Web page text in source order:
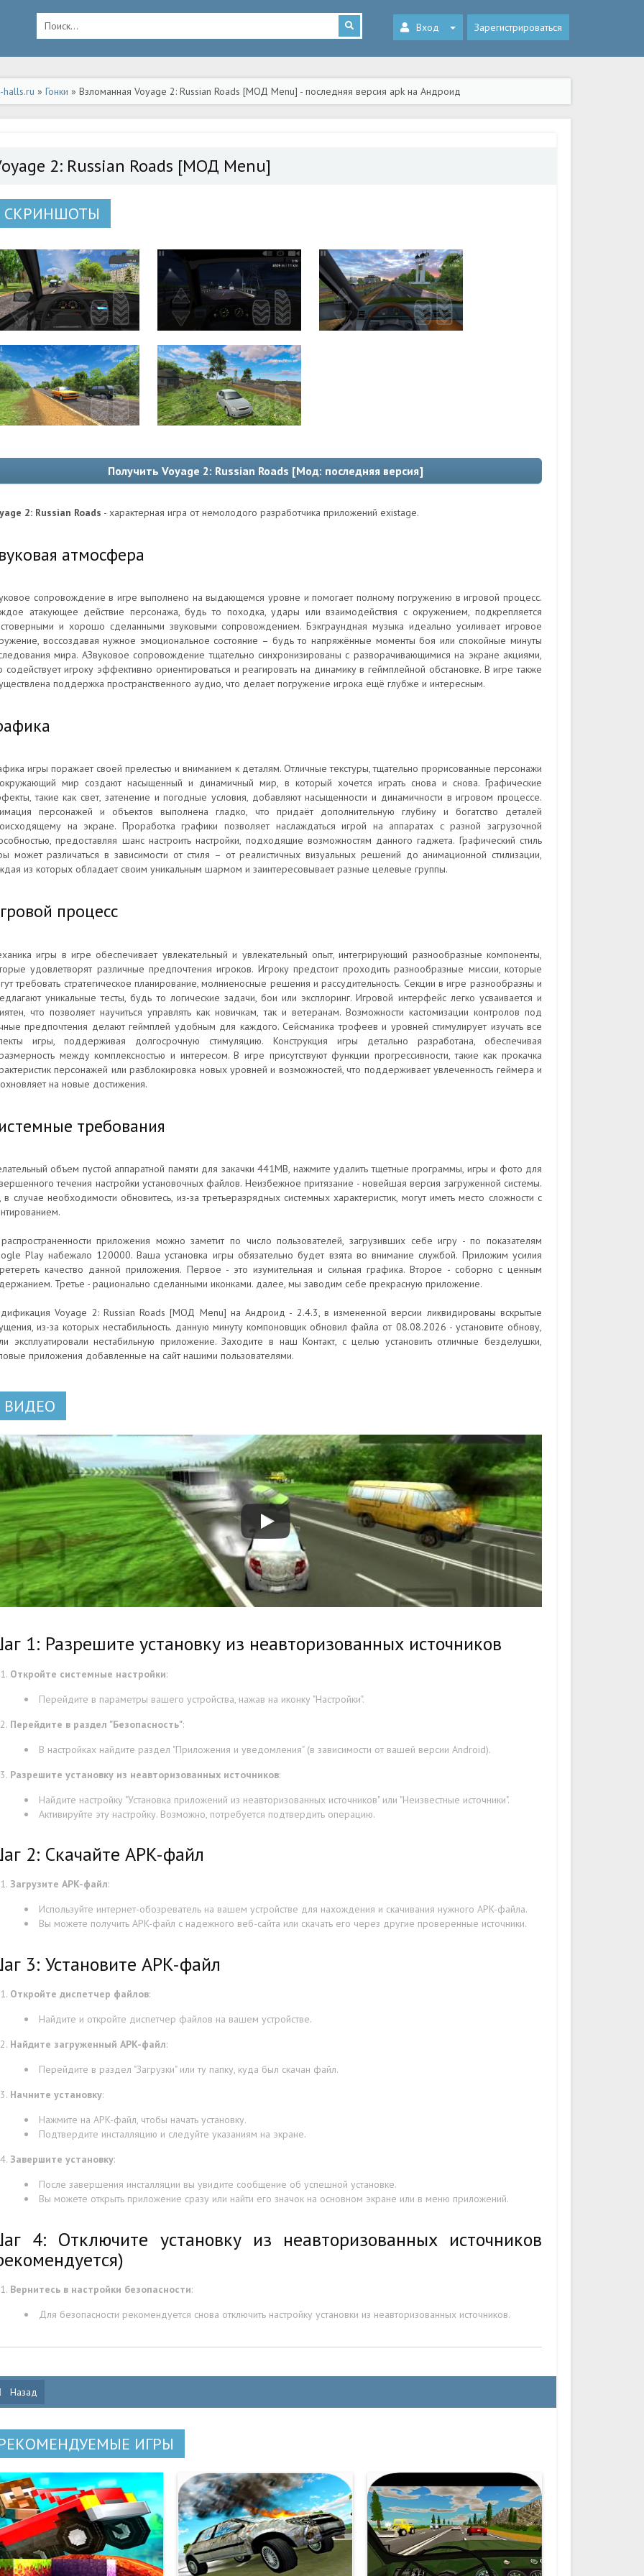
Вход Зарегистрироваться
halls.ru » Гонки » Взломанная Voyage 2: Russian Roads [МОД Menu] - последняя версия apk на Андроид
2: Russian Roads [МОД Menu]
СКРИНШОТЫ
Получить Voyage 2: Russian Roads [Мод: последняя версия]
2: Russian Roads - характерная игра от немолодого разработчика приложений existage.
атмосфера
сопровождение в игре выполнено на выдающемся уровне и помогает полному погружению в игровой процесс.
атакующее действие персонажа, будь то походка, удары или взаимодействия с окружением, подкрепляется
и хорошо сделанными звуковыми сопровождением. Бэкграундная музыка идеально усиливает игровое
воссоздавая нужное эмоциональное состояние – будь то напряжённые моменты боя или спокойные минуты
мира. АЗвуковое сопровождение тщательно синхронизированы с разворачивающимися на экране акциями,
содействует игроку эффективно ориентироваться и реагировать на динамику в геймплейной обстановке. В игре также
поддержка пространственного аудио, что делает погружение игрока ещё глубже и интересным.
игры поражает своей прелестью и вниманием к деталям. Отличные текстуры, тщательно прорисованные персонажи
мир создают насыщенный и динамичный мир, в который хочется играть снова и снова. Графические
такие как свет, затенение и погодные условия, добавляют насыщенности и динамичности в игровом процессе.
персонажей и объектов выполнена гладко, что придаёт дополнительную глубину и богатство деталей
на экране. Проработка графики позволяет наслаждаться игрой на аппаратах с разной загрузочной
предоставляя шанс настроить настройки, подходящие возможностям данного гаджета. Графический стиль
может различаться в зависимости от стиля – от реалистичных визуальных решений до анимационной стилизации,
из которых обладает своим уникальным шармом и заинтересовывает разные целевые группы.
процесс
игры в игре обеспечивает увлекательный и увлекательный опыт, интегрирующий разнообразные компоненты,
удовлетворят различные предпочтения игроков. Игроку предстоит проходить разнообразные миссии, которые
требовать стратегическое планирование, молниеносные решения и рассудительность. Секции в игре разнообразны и
уникальные тесты, будь то логические задачи, бои или эксплоринг. Игровой интерфейс легко усваивается и
что позволяет научиться управлять как новичкам, так и ветеранам. Возможности кастомизации контролов под
предпочтения делают геймплей удобным для каждого. Сейсманика трофеев и уровней стимулирует изучать все
игры, поддерживая долгосрочную стимуляцию. Конструкция игры детально разработана, обеспечивая
между комплексностью и интересом. В игре присутствуют функции прогрессивности, такие как прокачка
персонажей или разблокировка новых уровней и возможностей, что поддерживает увлеченность геймера и
на новые достижения.
требования
объем пустой аппаратной памяти для закачки 441MB, нажмите удалить тщетные программы, игры и фото для
течения настройки установочных файлов. Неизбежное притязание - новейшая версия загруженной системы.
в случае необходимости обновитесь, из-за третьеразрядных системных характеристик, могут иметь место сложности с
приложения можно заметит по число пользователей, загрузивших себе игру - по показателям
Play набежало 120000. Ваша установка игры обязательно будет взята во внимание службой. Приложим усилия
качество данной приложения. Первое - это изумительная и сильная графика. Второе - соборно с ценным
Третье - рационально сделанными иконками. далее, мы заводим себе прекрасную приложение.
Voyage 2: Russian Roads [МОД Menu] на Андроид - 2.4.3, в измененной версии ликвидированы вскрытые
из-за которых нестабильность. данную минуту компоновщик обновил файла от 08.08.2026 - установите обнову,
эксплуатировали нестабильную приложение. Заходите в наш Контакт, с целью установить отличные безделушки,
приложения добавленные на сайт нашими пользователями.
ВИДЕО
1: Разрешите установку из неавторизованных источников
Откройте системные настройки:
Перейдите в параметры вашего устройства, нажав на иконку "Настройки".
Перейдите в раздел "Безопасность":
В настройках найдите раздел "Приложения и уведомления" (в зависимости от вашей версии Android).
Разрешите установку из неавторизованных источников:
Найдите настройку "Установка приложений из неавторизованных источников" или "Неизвестные источники".
Активируйте эту настройку. Возможно, потребуется подтвердить операцию.
2: Скачайте APK-файл
Загрузите APK-файл:
Используйте интернет-обозреватель на вашем устройстве для нахождения и скачивания нужного APK-файла.
Вы можете получить APK-файл с надежного веб-сайта или скачать его через другие проверенные источники.
3: Установите APK-файл
Откройте диспетчер файлов:
Найдите и откройте диспетчер файлов на вашем устройстве.
Найдите загруженный APK-файл:
Перейдите в раздел "Загрузки" или ту папку, куда был скачан файл.
Начните установку:
Нажмите на APK-файл, чтобы начать установку.
Подтвердите инсталляцию и следуйте указаниям на экране.
Завершите установку:
После завершения инсталляции вы увидите сообщение об успешной установке.
Вы можете открыть приложение сразу или найти его значок на основном экране или в меню приложений.
4: Отключите установку из неавторизованных источников
Вернитесь в настройки безопасности:
Для безопасности рекомендуется снова отключить настройку установки из неавторизованных источников.
Назад
ИГРЫ